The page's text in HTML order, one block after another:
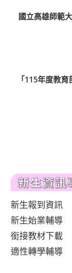
國立高雄師範
「115年度教
新生報到資訊
新生始業輔導
銜接教材下載
適性轉學輔導